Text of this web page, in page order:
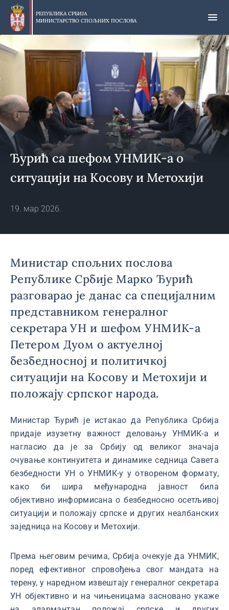
Прескочи
главни
део
садржаја
РЕПУБЛИКА СРБИЈА
МИНИСТАРСТВО СПОЉНИХ ПОСЛОВА
Ђурић са шефом УНМИК-а о
ситуацији на Косову и Метохији
19. мар 2026.
Министар спољних послова
Републике Србије Марко Ђурић
разговарао је данас са специјалним
представником генералног
секретара УН и шефом УНМИК-а
Петером Дуом о актуелној
безбедносној и политичкој
ситуацији на Косову и Метохији и
положају српског народа.
Министар Ђурић је истакао да Република Србија
придаје изузетну важност деловању УНМИК-а и
нагласио да је за Србију од великог значаја
очување континуитета и динамике седница Савета
безбедности УН о УНМИК-у у отвореном формату,
како би шира међународна јавност била
објективно информисана о безбедносно осетљивој
ситуацији и положају српске и других неалбанских
заједница на Косову и Метохији.
Према његовим речима, Србија очекује да УНМИК,
поред ефективног спровођења свог мандата на
терену, у наредном извештају генералног секретара
УН објективно и на чињеницама засновано укаже